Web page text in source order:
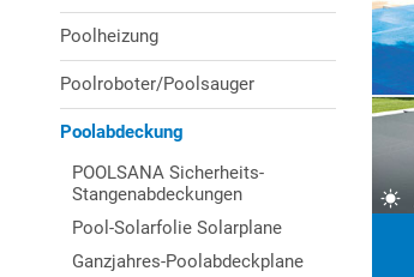
Poolheizung
Poolroboter/Poolsauger
Poolabdeckung
POOLSANA Sicherheits-
Stangenabdeckungen
Pool-Solarfolie Solarplane
Ganzjahres-Poolabdeckplane
-